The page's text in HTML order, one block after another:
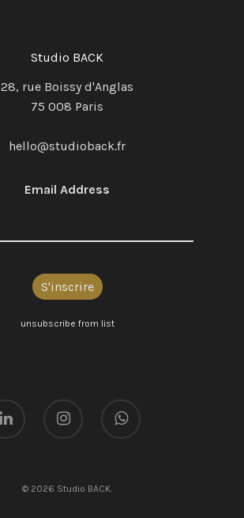
Studio BACK
28, rue Boissy d'Anglas
75 008 Paris
hello@studioback.fr
Email Address
unsubscribe from list
© 2026 Studio BACK.